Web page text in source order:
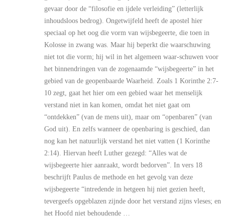
gevaar door de “filosofie en ijdele verleiding” (letterlijk
inhoudsloos bedrog). Ongetwijfeld heeft de apostel hier
speciaal op het oog die vorm van wijsbegeerte, die toen in
Kolosse in zwang was. Maar hij beperkt die waarschuwing
niet tot die vorm; hij wil in het algemeen waar-schuwen voor
het binnendringen van de zogenaamde “wijsbegeerte” in het
gebied van de geopenbaarde Waarheid. Zoals 1 Korinthe 2:7-
10 zegt, gaat het hier om een gebied waar het menselijk
verstand niet in kan komen, omdat het niet gaat om
“ontdekken” (van de mens uit), maar om “openbaren” (van
God uit). En zelfs wanneer de openbaring is geschied, dan
nog kan het natuurlijk verstand het niet vatten (1 Korinthe
2:14). Hiervan heeft Luther gezegd: “Alles wat de
wijsbegeerte hier aanraakt, wordt bedorven”. In vers 18
beschrijft Paulus de methode en het gevolg van deze
wijsbegeerte “intredende in hetgeen hij niet gezien heeft,
tevergeefs opgeblazen zijnde door het verstand zijns vleses; en
het Hoofd niet behoudende …